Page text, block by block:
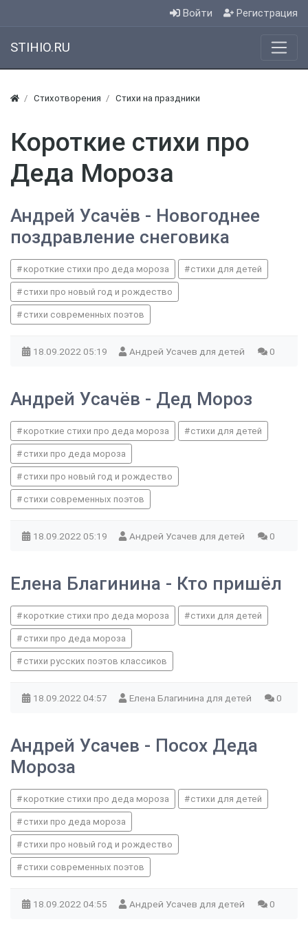
Войти Регистрация
STIHIO.RU
Стихотворения Стихи на праздники
Короткие стихи про
Деда Мороза
Андрей Усачёв - Новогоднее
поздравление снеговика
короткие стихи про деда мороза стихи для детей
стихи про новый год и рождество
стихи современных поэтов
18.09.2022 05:19 Андрей Усачев для детей 0
Андрей Усачёв - Дед Мороз
короткие стихи про деда мороза стихи для детей
стихи про деда мороза
стихи про новый год и рождество
стихи современных поэтов
18.09.2022 05:19 Андрей Усачев для детей 0
Елена Благинина - Кто пришёл
короткие стихи про деда мороза стихи для детей
стихи про деда мороза
стихи русских поэтов классиков
18.09.2022 04:57 Елена Благинина для детей 0
Андрей Усачев - Посох Деда
Мороза
короткие стихи про деда мороза стихи для детей
стихи про деда мороза
стихи про новый год и рождество
стихи современных поэтов
18.09.2022 04:55 Андрей Усачев для детей 0